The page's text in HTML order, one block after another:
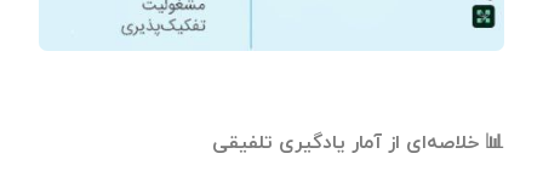
📊 خلاصه‌ای از آمار یادگیری تلفیقی